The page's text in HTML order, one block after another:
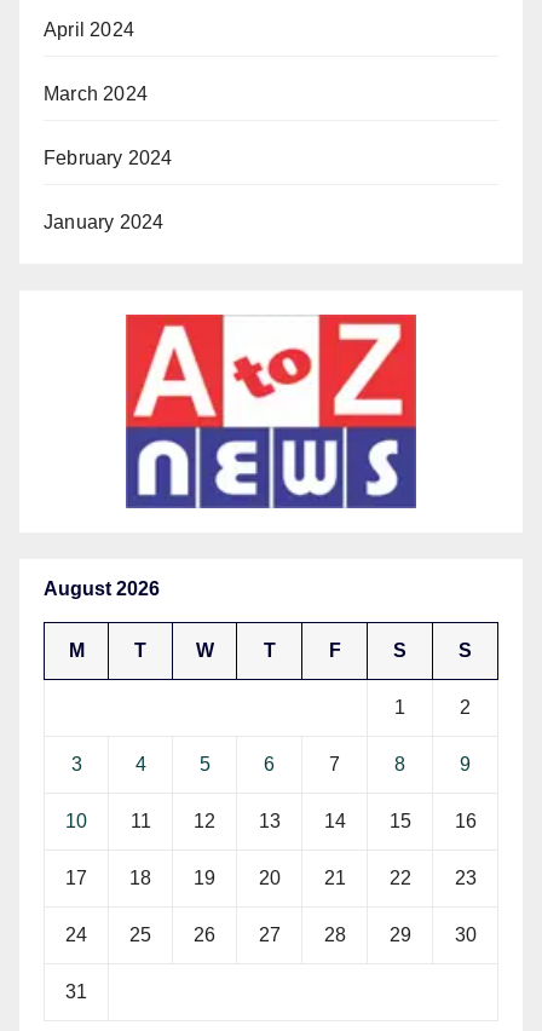
April 2024
March 2024
February 2024
January 2024
August 2026
M T W T F S S
1 2
3 4 5 6 7 8 9
10 11 12 13 14 15 16
17 18 19 20 21 22 23
24 25 26 27 28 29 30
31